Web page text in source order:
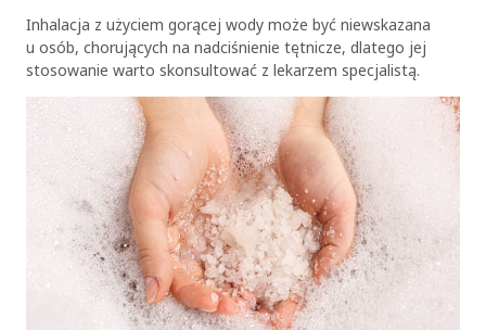
Inhalacja z użyciem gorącej wody może być niewskazana
u osób, chorujących na nadciśnienie tętnicze, dlatego jej
stosowanie warto skonsultować z lekarzem specjalistą.